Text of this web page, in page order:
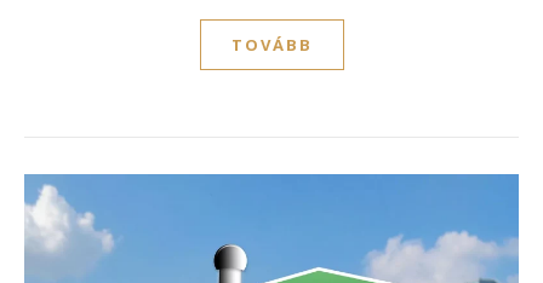
TOVÁBB